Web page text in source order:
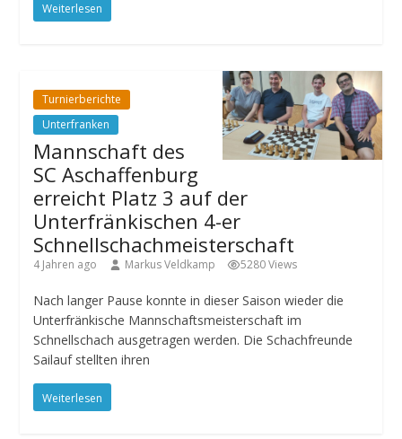
Weiterlesen
Turnierberichte
Unterfranken
Mannschaft des
SC Aschaffenburg
erreicht Platz 3 auf der
Unterfränkischen 4-er
Schnellschachmeisterschaft
4 Jahren ago Markus Veldkamp 5280 Views
Nach langer Pause konnte in dieser Saison wieder die
Unterfränkische Mannschaftsmeisterschaft im
Schnellschach ausgetragen werden. Die Schachfreunde
Sailauf stellten ihren
Weiterlesen